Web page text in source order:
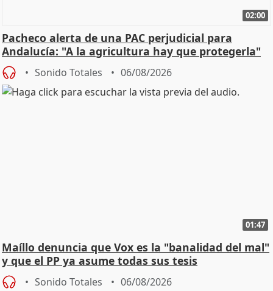
02:00
Pacheco alerta de una PAC perjudicial para
Andalucía: "A la agricultura hay que protegerla"
Sonido Totales 06/08/2026
01:47
Maíllo denuncia que Vox es la "banalidad del mal"
y que el PP ya asume todas sus tesis
Sonido Totales 06/08/2026